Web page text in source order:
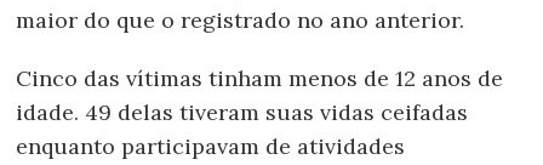
maior do que o registrado no ano anterior.
Cinco das vítimas tinham menos de 12 anos de
idade. 49 delas tiveram suas vidas ceifadas
enquanto participavam de atividades